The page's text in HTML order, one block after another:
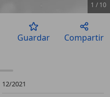
1 / 10
Guardar Compartir
12/2021